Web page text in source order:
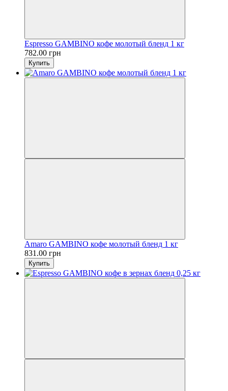
Espresso GAMBINO кофе молотый бленд 1 кг
782.00 грн
Купить
Amaro GAMBINO кофе молотый бленд 1 кг
831.00 грн
Купить